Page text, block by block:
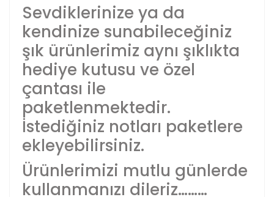
Sevdiklerinize ya da
kendinize sunabileceğiniz
şık ürünlerimiz aynı şıklıkta
hediye kutusu ve özel
çantası ile
paketlenmektedir.
İstediğiniz notları paketlere
ekleyebilirsiniz.
Ürünlerimizi mutlu günlerde
kullanmanızı dileriz………